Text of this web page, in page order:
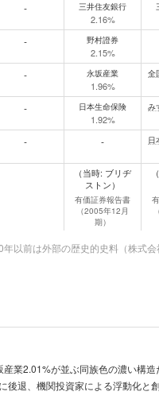
- 三井住友銀行
2.16%
- 野村證券
2.15%
- 永坂産業
1.96%
全
- 日本生命保険
1.92%
み
- - 日
（当時: ブリヂ
ストン）
有価証券報告書
（2005年12月
期）
前は外部の歴史的史料（株式
業2.01%が並ぶ同族色の濃い構造
退、機関投資家による浮動化と